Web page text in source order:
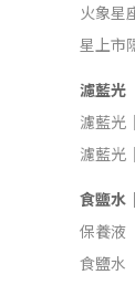
火象星
星上市
濾藍光
濾藍光
濾藍光
食鹽水
保養液
食鹽水